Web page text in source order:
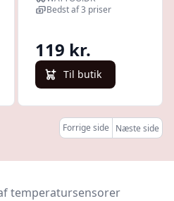
digitalt og
Bedst af 3 priser
119 kr.
Til butik
Forrige side Næste side
temperatursensorer